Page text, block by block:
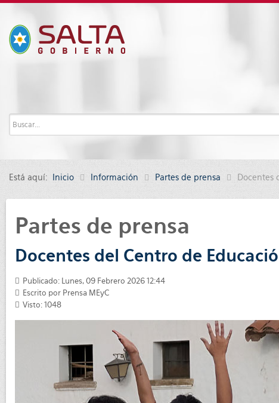
Está aquí: Inicio Información Partes de prensa Docentes
Partes de prensa
Docentes del Centro de
Publicado: Lunes, 09 Febrero 2026 12:44
Escrito por Prensa MEyC
Visto: 1048